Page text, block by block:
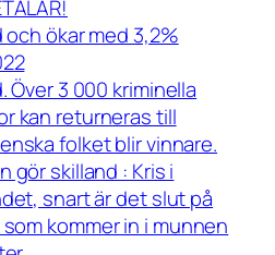
och ökar med 3,2%
Över 3 000 kriminella
kan returneras till
folket blir vinnare.
gör skilland : Kris i
snart är det slut på
kommer in i munnen